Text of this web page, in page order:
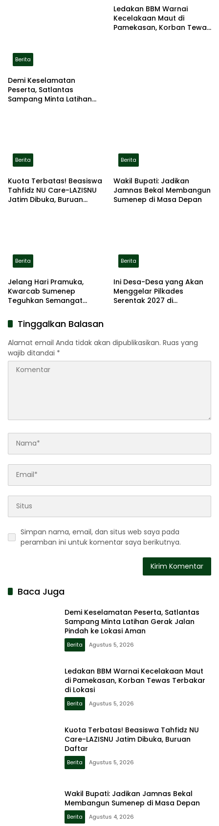
Berita
Demi Keselamatan
Peserta, Satlantas
Sampang Minta Latihan
Ledakan BBM Warnai
Kecelakaan Maut di
Pamekasan, Korban Tewas
Berita
Kuota Terbatas! Beasiswa
Tahfidz NU Care-LAZISNU
Jatim Dibuka, Buruan
Berita
Wakil Bupati: Jadikan
Jamnas Bekal Membangun
Sumenep di Masa Depan
Berita
Jelang Hari Pramuka,
Kwarcab Sumenep
Teguhkan Semangat
Pahlawan
Berita
Ini Desa-Desa yang Akan
Menggelar Pilkades
Serentak 2027 di
Tinggalkan Balasan
Alamat email Anda tidak akan dipublikasikan. Ruas yang
wajib ditandai *
Simpan nama, email, dan situs web saya pada
peramban ini untuk komentar saya berikutnya.
Baca Juga
Demi Keselamatan Peserta, Satlantas
Sampang Minta Latihan Gerak Jalan
Pindah ke Lokasi Aman
Berita Agustus 5, 2026
Ledakan BBM Warnai Kecelakaan Maut
di Pamekasan, Korban Tewas Terbakar
di Lokasi
Berita Agustus 5, 2026
Kuota Terbatas! Beasiswa Tahfidz NU
Care-LAZISNU Jatim Dibuka, Buruan
Daftar
Berita Agustus 5, 2026
Wakil Bupati: Jadikan Jamnas Bekal
Membangun Sumenep di Masa Depan
Berita Agustus 4, 2026